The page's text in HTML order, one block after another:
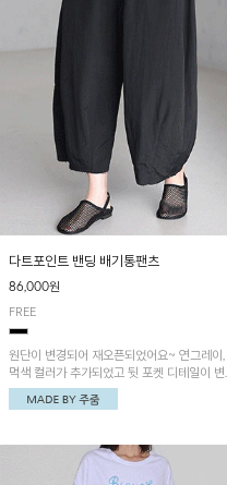
다트포인트 밴딩 배기통팬츠
86,000원
FREE
원단이 변경되어 재오픈되었어요~ 연그레이,
먹색 컬러가 추가되었고 뒷 포켓 디테일이 변
경되었습니다~가볍고 시원하게 착용되는 배
기통팬츠! 허리밴딩과 여유로운 통으로 편안해